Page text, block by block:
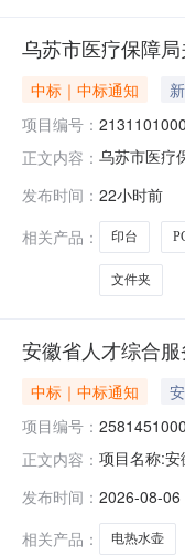
乌苏市医疗保障
中标｜中标通知
项目编号：
正文内容： 乌苏市医疗
编码
发布时间： 22小时前
相关产品：
印台
文件夹
安徽省人才综合
中标｜中标通知
项目编号：
正文内容： 项目名称:
人才综合服
发布时间： 2026-08-06
相关产品：
电热水壶